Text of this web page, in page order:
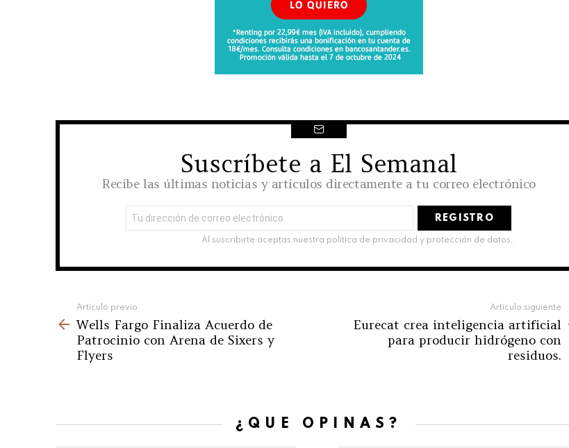
NEWSLETTERSuscríbete a El Semanal
Recibe las últimas noticias y artículos directamente a tu correo electrónico
de
correo
Al suscribirte aceptas nuestra política de privacidad y protección de datos.
more
Artículo previo
Wells Fargo Finaliza Acuerdo de
Patrocinio con Arena de Sixers y
Flyers
Artículo siguiente
Eurecat crea inteligencia artificial
para producir hidrógeno con
residuos.
¿QUÉ OPINAS?